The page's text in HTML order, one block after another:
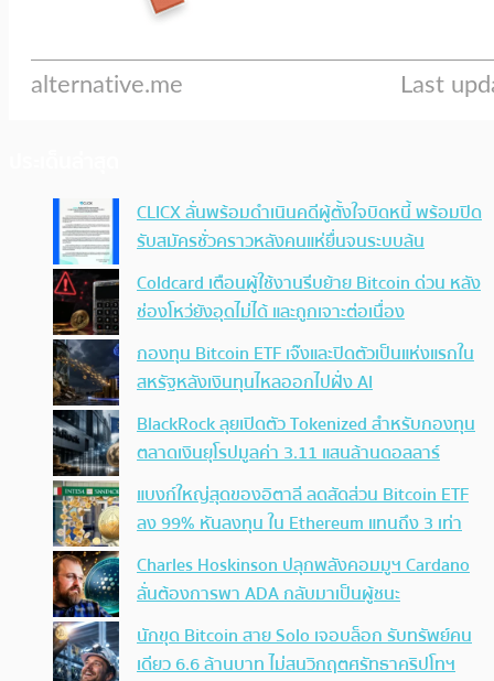
CLICX ลั่นพร้อมดำเนินคดีผู้ตั้งใจบิดหนี้ พร้อมปิด
รับสมัครชั่วคราวหลังคนแห่ยื่นจนระบบล้น
Coldcard เตือนผู้ใช้งานรีบย้าย Bitcoin ด่วน หลัง
ช่องโหว่ยังอุดไม่ได้ และถูกเจาะต่อเนื่อง
กองทุน Bitcoin ETF เจ๊งและปิดตัวเป็นแห่งแรกใน
สหรัฐหลังเงินทุนไหลออกไปฝั่ง AI
BlackRock ลุยเปิดตัว Tokenized สำหรับกองทุน
ตลาดเงินยุโรปมูลค่า 3.11 แสนล้านดอลลาร์
แบงก์ใหญ่สุดของอิตาลี ลดสัดส่วน Bitcoin ETF
ลง 99% หันลงทุน ใน Ethereum แทนถึง 3 เท่า
Charles Hoskinson ปลุกพลังคอมมูฯ Cardano
ลั่นต้องการพา ADA กลับมาเป็นผู้ชนะ
นักขุด Bitcoin สาย Solo เจอบล็อก รับทรัพย์คน
เดียว 6.6 ล้านบาท ไม่สนวิกฤตศรัทธาคริปโทฯ